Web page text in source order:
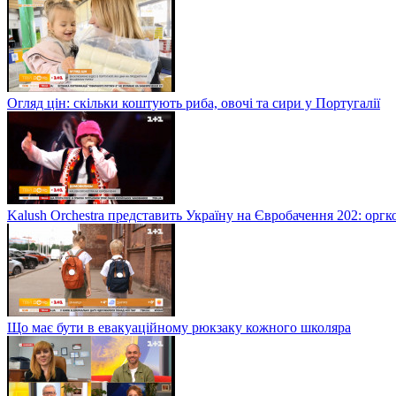
Огляд цін: скільки коштують риба, овочі та сири у Португалії
Kalush Orchestra представить Україну на Євробачення 202:
Що має бути в евакуаційному рюкзаку кожного школяра